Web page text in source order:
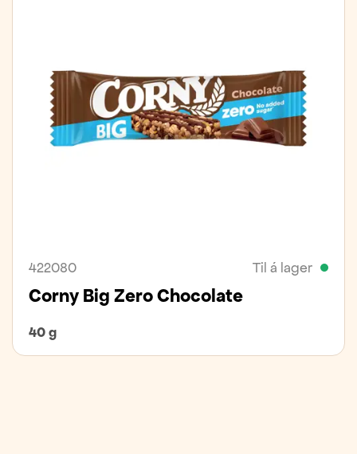
422080 Til á lager
Corny Big Zero Chocolate
40 g